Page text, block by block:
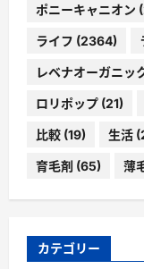
ポニーキャニオン
ライフ (2364)
レベナオーガニッ
ロリポップ (21)
比較 (19) 生活
育毛剤 (65) 薄
カテゴリー